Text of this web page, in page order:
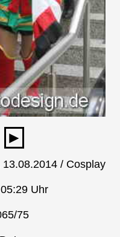
►
/ Cosplay
Uhr
75